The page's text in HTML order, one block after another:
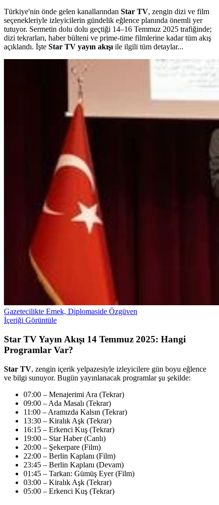
Türkiye'nin önde gelen kanallarından Star TV, zengin dizi ve film
seçenekleriyle izleyicilerin gündelik eğlence planında önemli yer
tutuyor. Sermetin dolu dolu geçtiği 14–16 Temmuz 2025 trafiğinde;
dizi tekrarları, haber bülteni ve prime-time filmlerine kadar tüm akış
açıklandı. İşte Star TV yayın akışıile ilgili tüm detaylar...
Gazetecilikte Emek, Diplomaside Özgüven
İçeriği Görüntüle
Star TV Yayın Akışı 14 Temmuz 2025: Hangi
Programlar Var?
Star TV, zengin içerik yelpazesiyle izleyicilere gün boyu eğlence
ve bilgi sunuyor. Bugün yayınlanacak programlar şu şekilde:
07:00 – Menajerimi Ara (Tekrar)
09:00 – Ada Masalı (Tekrar)
11:00 – Aramızda Kalsın (Tekrar)
13:30 – Kiralık Aşk (Tekrar)
16:15 – Erkenci Kuş (Tekrar)
19:00 – Star Haber (Canlı)
20:00 – Şekerpare (Film)
22:00 – Berlin Kaplanı (Film)
23:45 – Berlin Kaplanı (Devam)
01:45 – Tarkan: Gümüş Eyer (Film)
03:00 – Kiralık Aşk (Tekrar)
05:00 – Erkenci Kuş (Tekrar)